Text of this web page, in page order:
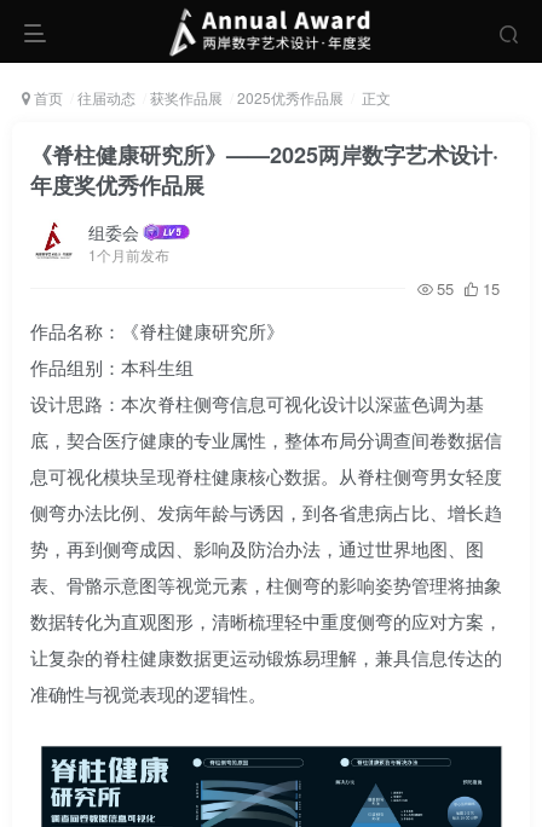
首页 往届动态 获奖作品展 2025优秀作品展 正文
《脊柱健康研究所》——2025两岸数字艺术设计·
年度奖优秀作品展
组委会
1个月前发布
55 15
作品名称：《脊柱健康研究所》
作品组别：本科生组
设计思路：本次脊柱侧弯信息可视化设计以深蓝色调为基
底，契合医疗健康的专业属性，整体布局分调查间卷数据信
息可视化模块呈现脊柱健康核心数据。从脊柱侧弯男女轻度
侧弯办法比例、发病年龄与诱因，到各省患病占比、增长趋
势，再到侧弯成因、影响及防治办法，通过世界地图、图
表、骨骼示意图等视觉元素，柱侧弯的影响姿势管理将抽象
数据转化为直观图形，清晰梳理轻中重度侧弯的应对方案，
让复杂的脊柱健康数据更运动锻炼易理解，兼具信息传达的
准确性与视觉表现的逻辑性。